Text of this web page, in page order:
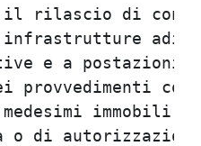
per il
ed
e a
dei
medesimi
o di